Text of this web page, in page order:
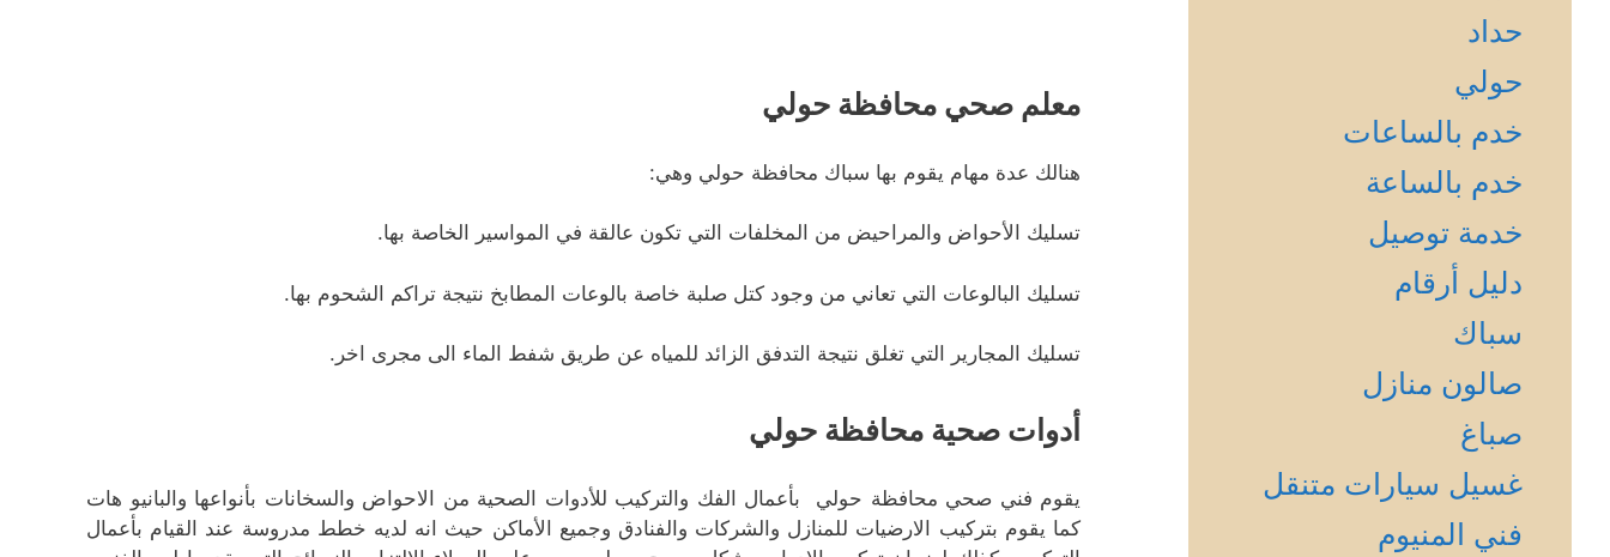
معلم صحي محافظة حولي
هنالك عدة مهام يقوم بها سباك محافظة حولي وهي:
تسليك الأحواض والمراحيض من المخلفات التي تكون عالقة في المواسير الخاصة بها.
تسليك البالوعات التي تعاني من وجود كتل صلبة خاصة بالوعات المطابخ نتيجة تراكم الشحوم بها.
تسليك المجارير التي تغلق نتيجة التدفق الزائد للمياه عن طريق شفط الماء الى مجرى اخر.
أدوات صحية محافظة حولي
يقوم فني صحي محافظة حولي بأعمال الفك والتركيب للأدوات الصحية من الاحواض والسخانات بأنواعها والبانيو هات
كما يقوم بتركيب الارضيات للمنازل والشركات والفنادق وجميع الأماكن حيث انه لديه خطط مدروسة عند القيام بأعمال
حداد
حولي
خدم بالساعات
خدم بالساعة
خدمة توصيل
دليل أرقام
سباك
صالون منازل
صباغ
غسيل سيارات متنقل
فني المنيوم